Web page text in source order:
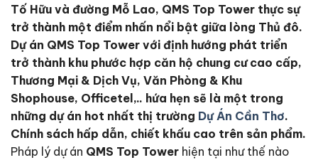
Tố Hữu và đường Mỗ Lao, QMS Top Tower thực sự
trở thành một điểm nhấn nổi bật giữa lòng Thủ đô.
Dự án QMS Top Tower với định hướng phát triển
trở thành khu phước hợp căn hộ chung cư cao cấp,
Thương Mại & Dịch Vụ, Văn Phòng & Khu
Shophouse, Officetel,.. hứa hẹn sẽ là một trong
những dự án hot nhất thị trường Dự Án Cần Thơ.
Chính sách hấp dẫn, chiết khấu cao trên sản phẩm.
Pháp lý dự án QMS Top Tower hiện tại như thế nào